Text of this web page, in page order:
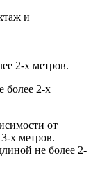
и
2-х метров.
более 2-х
от
х метров.
не более 2-